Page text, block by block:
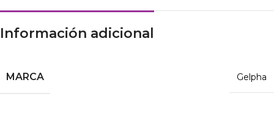
Información adicional
MARCA Gelpha